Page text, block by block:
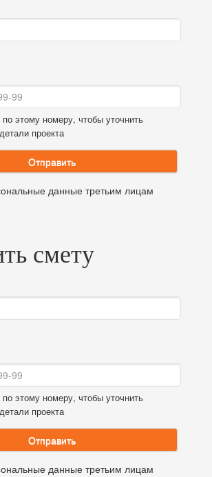
этому номеру, чтобы уточнить
проекта
Отправить
данные третьим лицам
смету
этому номеру, чтобы уточнить
проекта
Отправить
данные третьим лицам